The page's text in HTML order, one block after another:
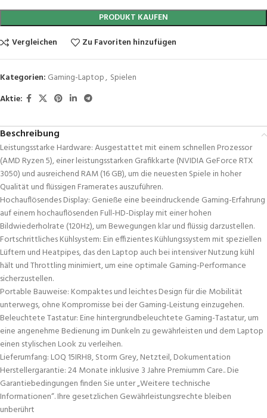
PRODUKT KAUFEN
Vergleichen
Zu Favoriten hinzufügen
Kategorien: Gaming-Laptop, Spielen
Aktie:
Beschreibung
Leistungsstarke Hardware: Ausgestattet mit einem schnellen Prozessor
(AMD Ryzen 5), einer leistungsstarken Grafikkarte (NVIDIA GeForce RTX
3050) und ausreichend RAM (16 GB), um die neuesten Spiele in hoher
Qualität und flüssigen Framerates auszuführen.
Hochauflösendes Display: Genieße eine beeindruckende Gaming-Erfahrung
auf einem hochauflösenden Full-HD-Display mit einer hohen
Bildwiederholrate (120Hz), um Bewegungen klar und flüssig darzustellen.
Fortschrittliches Kühlsystem: Ein effizientes Kühlungssystem mit speziellen
Lüftern und Heatpipes, das den Laptop auch bei intensiver Nutzung kühl
hält und Throttling minimiert, um eine optimale Gaming-Performance
sicherzustellen.
Portable Bauweise: Kompaktes und leichtes Design für die Mobilität
unterwegs, ohne Kompromisse bei der Gaming-Leistung einzugehen.
Beleuchtete Tastatur: Eine hintergrundbeleuchtete Gaming-Tastatur, um
eine angenehme Bedienung im Dunkeln zu gewährleisten und dem Laptop
einen stylischen Look zu verleihen.
Lieferumfang: LOQ 15IRH8, Storm Grey, Netzteil, Dokumentation
Herstellergarantie: 24 Monate inklusive 3 Jahre Premiumm Care.. Die
Garantiebedingungen finden Sie unter „Weitere technische
Informationen“. Ihre gesetzlichen Gewährleistungsrechte bleiben
unberührt